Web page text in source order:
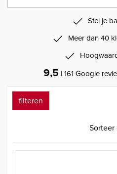
Stel je
Meer dan 40
9,5 | 161 Google
filteren
Sorteer